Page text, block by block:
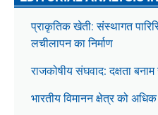
प्राकृतिक खेती: संस्थागत
लचीलापन का निर्माण
राजकोषीय संघवाद: दक्षता
भारतीय विमानन क्षेत्र को